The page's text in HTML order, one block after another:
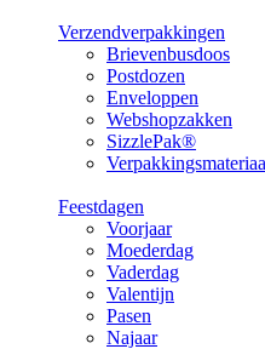
Verzendverpakkingen
Brievenbusdoos
Postdozen
Enveloppen
Webshopzakken
SizzlePak®
Feestdagen
Voorjaar
Moederdag
Vaderdag
Valentijn
Pasen
Najaar